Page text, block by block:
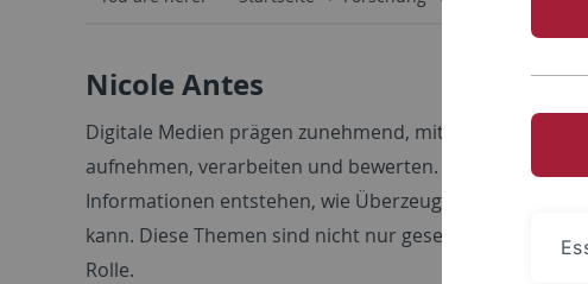
Nicole Antes
Digitale Medien prägen zunehmend, mit wie vielen
aufnehmen, verarbeiten und bewerten. Damit
Informationen entstehen, wie Überzeugungen geformt
kann. Diese Themen sind nicht nur gesellschaftlich
Rolle.